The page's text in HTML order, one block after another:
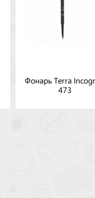
Фонарь Terra
473